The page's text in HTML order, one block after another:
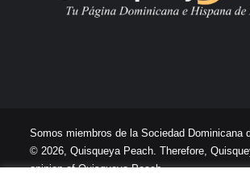
Somos miembros de la Sociedad Dominicana
© 2026, Quisqueya Peach. Therefore,
opinion of Quisqueya Peach .